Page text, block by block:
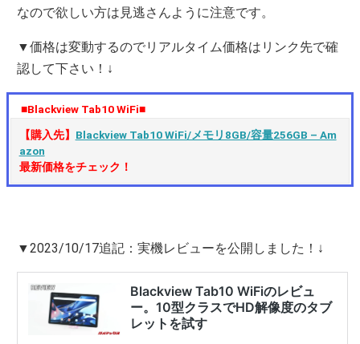
なので欲しい方は見逃さんように注意です。
▼価格は変動するのでリアルタイム価格はリンク先で確
認して下さい！↓
■Blackview Tab10 WiFi■
【購入先】 Blackview Tab10 WiFi/メモリ8GB/容量256GB – Am
azon
最新価格をチェック！
▼2023/10/17追記：実機レビューを公開しました！↓